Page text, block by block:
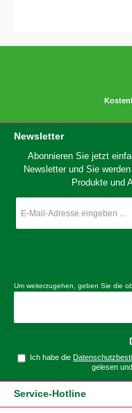
Newsletter
Abonnieren Sie jetzt
Newsletter und Sie
Produkte und
Mail-
*
Um weiterzugehen, geben Sie die
Ich habe die
gelesen
Service-Hotline